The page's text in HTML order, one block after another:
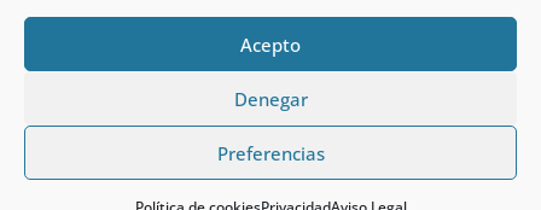
Acepto
Denegar
Preferencias
calzadosmabel.com 2021 © Todos los derechos